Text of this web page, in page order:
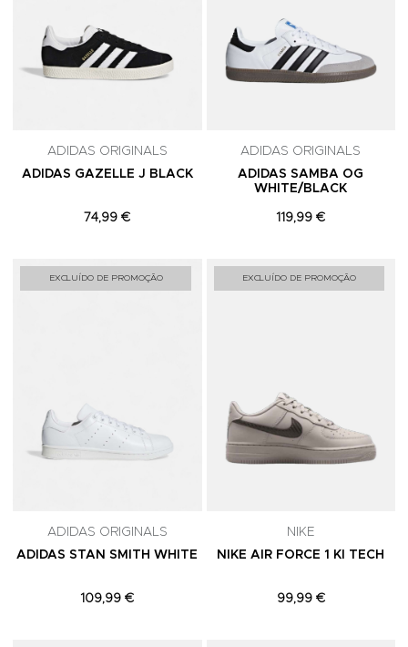
ADIDAS ORIGINALS
ADIDAS GAZELLE J BLACK
74,99 €
ADIDAS ORIGINALS
ADIDAS SAMBA OG
WHITE/BLACK
119,99 €
EXCLUÍDO DE PROMOÇÃO Adicionar aos Favoritos
ADIDAS ORIGINALS
ADIDAS STAN SMITH WHITE
109,99 €
EXCLUÍDO DE PROMOÇÃO
NIKE
NIKE AIR FORCE 1 KI TECH
99,99 €